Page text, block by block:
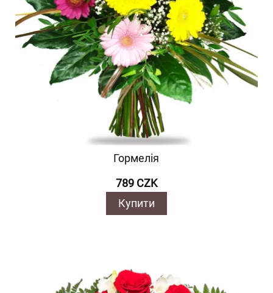
Гормелія
789 CZK
Купити